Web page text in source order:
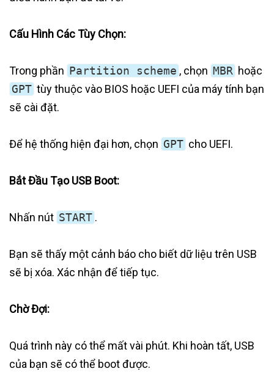
Cấu Hình Các Tùy Chọn:
Trong phần Partition scheme , chọn MBR hoặc
GPT tùy thuộc vào BIOS hoặc UEFI của máy tính bạn
sẽ cài đặt.
Để hệ thống hiện đại hơn, chọn GPT cho UEFI.
Bắt Đầu Tạo USB Boot:
Nhấn nút START .
Bạn sẽ thấy một cảnh báo cho biết dữ liệu trên USB
sẽ bị xóa. Xác nhận để tiếp tục.
Chờ Đợi:
Quá trình này có thể mất vài phút. Khi hoàn tất, USB
của bạn sẽ có thể boot được.